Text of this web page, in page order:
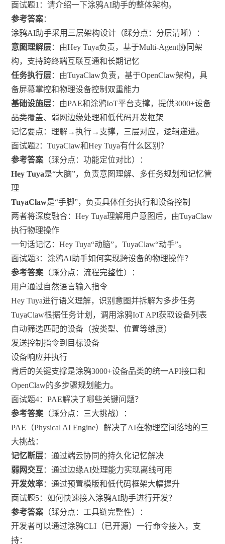
面试题1：请介绍一下涂鸦AI助手的整体架构。
参考答案：
涂鸦AI助手采用三层架构设计（踩分点：分层清晰）：
意图理解层：由Hey Tuya负责，基于Multi-Agent协同架
构，支持跨终端互联互通和长期记忆
任务执行层：由TuyaClaw负责，基于OpenClaw架构，具
备屏幕掌控和物理设备控制双重能力
基础设施层：由PAE和涂鸦IoT平台支撑，提供3000+设备
品类覆盖、弱网边缘处理和低代码开发框架
记忆要点：理解→执行→支撑，三层对应，逻辑递进。
面试题2：TuyaClaw和Hey Tuya有什么区别？
参考答案 （踩分点：功能定位对比）：
Hey Tuya是“大脑”，负责意图理解、多任务规划和记忆管
理
TuyaClaw是“手脚”，负责具体任务执行和设备控制
两者将深度融合：Hey Tuya理解用户意图后，由TuyaClaw
执行物理操作
一句话记忆：Hey Tuya“动脑”，TuyaClaw“动手”。
面试题3：涂鸦AI助手如何实现跨设备的物理操作？
参考答案 （踩分点：流程完整性）：
用户通过自然语言输入指令
Hey Tuya进行语义理解，识别意图并拆解为多步任务
TuyaClaw根据任务计划，调用涂鸦IoT API获取设备列表
自动筛选匹配的设备（按类型、位置等维度）
发送控制指令到目标设备
设备响应并执行
背后的关键支撑是涂鸦3000+设备品类的统一API接口和
OpenClaw的多步骤规划能力。
面试题4：PAE解决了哪些关键问题？
参考答案 （踩分点：三大挑战）：
PAE（Physical AI Engine）解决了AI在物理空间落地的三
大挑战：
记忆断层：通过端云协同的持久化记忆解决
弱网交互：通过边缘AI处理能力实现离线可用
开发效率：通过预置模版和低代码框架大幅提升
面试题5：如何快速接入涂鸦AI助手进行开发？
参考答案 （踩分点：工具链完整性）：
开发者可以通过涂鸦CLI（已开源）一行命令接入，支
持：